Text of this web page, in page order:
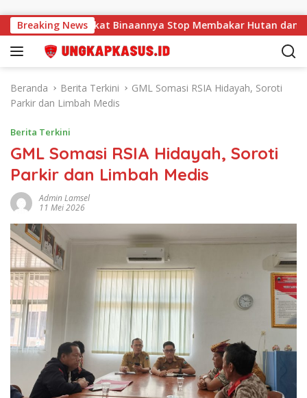
Breaking News
Masyarakat Binaannya Stop Membakar Hutan dan Lahan,
Beranda Berita Terkini
‎GML Somasi RSIA Hidayah, Soroti
Parkir dan Limbah Medis
Berita Terkini
‎GML Somasi RSIA Hidayah, Soroti
Parkir dan Limbah Medis
Admin Lamsel
11 Mei 2026